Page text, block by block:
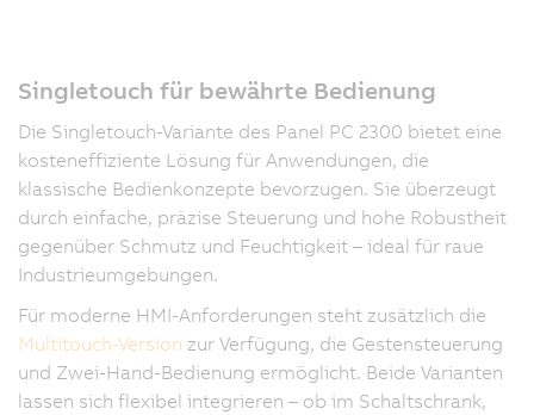
Singletouch für bewährte Bedienung
Die Singletouch-Variante des Panel PC 2300 bietet eine
kosteneffiziente Lösung für Anwendungen, die
klassische Bedienkonzepte bevorzugen. Sie überzeugt
durch einfache, präzise Steuerung und hohe Robustheit
gegenüber Schmutz und Feuchtigkeit – ideal für raue
Industrieumgebungen.
Für moderne HMI-Anforderungen steht zusätzlich die
Multitouch-Version zur Verfügung, die Gestensteuerung
und Zwei-Hand-Bedienung ermöglicht. Beide Varianten
lassen sich flexibel integrieren – ob im Schaltschrank,